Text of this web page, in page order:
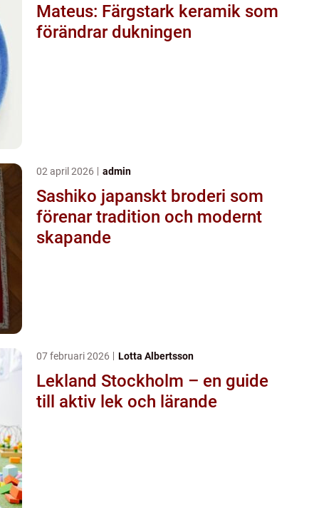
Mateus: Färgstark keramik som
förändrar dukningen
02 april 2026 admin
Sashiko japanskt broderi som
förenar tradition och modernt
skapande
07 februari 2026 Lotta Albertsson
Lekland Stockholm – en guide
till aktiv lek och lärande